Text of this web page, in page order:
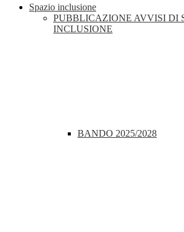
Spazio inclusione
PUBBLICAZIONE AVVISI DI
INCLUSIONE
BANDO 2025/2028